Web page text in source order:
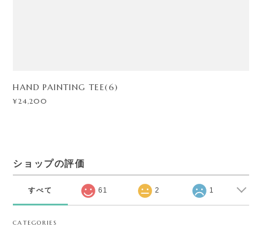
HAND PAINTING TEE(6)
¥24,200
ショップの評価
すべて 61 2 1
CATEGORIES